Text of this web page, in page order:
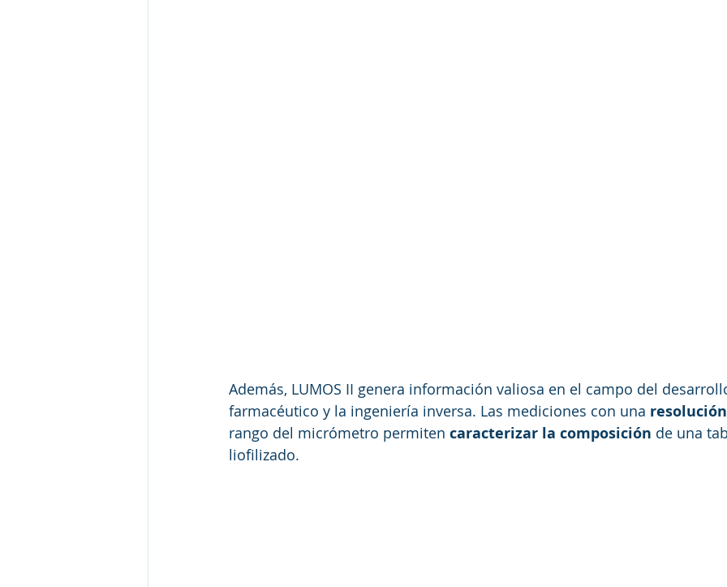
Además, LUMOS II genera información valiosa en el campo del
farmacéutico y la ingeniería inversa. Las mediciones con una
rango del micrómetro permiten caracterizar la composición de una
liofilizado.